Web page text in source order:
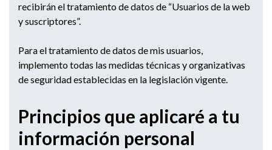
recibirán el tratamiento de datos de “Usuarios de la web
y suscriptores”.
Para el tratamiento de datos de mis usuarios,
implemento todas las medidas técnicas y organizativas
de seguridad establecidas en la legislación vigente.
Principios que aplicaré a tu
información personal